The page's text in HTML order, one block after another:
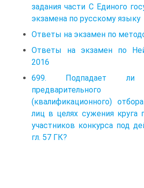
задания части С Единого
экзамена по русскому языку
Ответы на экзамен по
Ответы на экзамен по
2016
699. Подпадает ли
предварительного
(квалификационного)
лиц в целях сужения круга
участников конкурса под
гл. 57 ГК?